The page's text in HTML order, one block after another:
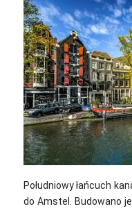
Południowy łańcuch
do Amstel. Budowano